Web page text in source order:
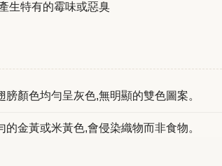
生特有的霉味或惡臭
膀顏色均勻呈灰色,無明顯的雙色圖案。
的金黃或米黃色,會侵染織物而非食物。